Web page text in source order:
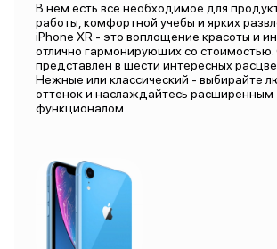
В нем есть все необходимое для
работы, комфортной учебы и ярких
iPhone XR - это воплощение красоты и
отлично гармонирующих со
представлен в шести интересных
Нежные или классический - выбирайте
оттенок и наслаждайтесь расширенным
функционалом.